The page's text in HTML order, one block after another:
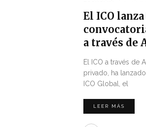
El ICO
a través de
El ICO a través de
privado, ha
ICO Global, el
LEER MÁS